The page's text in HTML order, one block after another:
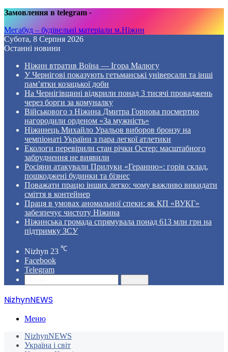
Замовлення в telegram -
Мегабуд – будівельні матеріали м.Ніжин
Субота, 8 Серпня 2026
Останні новини
Ніжин втратив Воїна — Ігора Малюгу
У Чернігові показують гетьманські універсали та інші
пам’ятки козацької доби
На Чернігівщині відкрили понад 3 тисячі проваджень
через борги за комуналку
Військового з Ніжина Дмитра Горнова посмертно
нагородили орденом «За мужність»
Ніжинець Михайло Уральов виборов бронзу на
чемпіонаті України з пара легкої атлетики
Екологи перевірили стан річки Остер: масштабного
забруднення не виявили
Росіяни атакували Прилуки «Геранню»: горів склад,
пошкоджені будинки та бізнес
Поважати працю інших легко: чому важливо викидати
сміття в контейнер
Праця в умовах аномальної спеки: як КП «ВУКГ»
забезпечує чистоту Ніжина
Ніжинська громада спрямувала понад 613 млн грн на
підтримку ЗСУ
Nizhyn 23 ℃
Facebook
Telegram
NizhynNEWS
Меню
NizhynNEWS
Україна і світ